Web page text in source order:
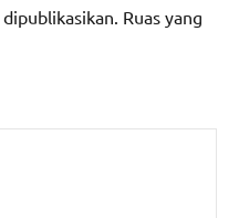
Ruas yang